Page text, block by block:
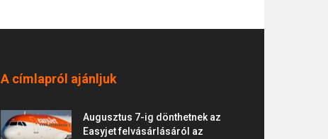
A címlapról ajánljuk
Augusztus 7-ig dönthetnek az
Easyjet felvásárlásáról az